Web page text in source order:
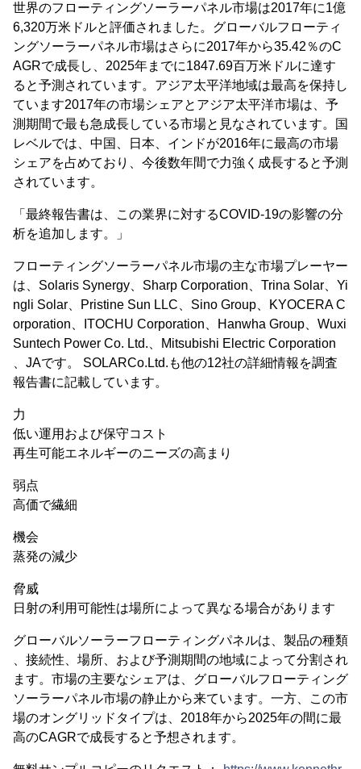
世界のフローティングソーラーパネル市場は2017年に1億
6,320万米ドルと評価されました。グローバルフローティ
ングソーラーパネル市場はさらに2017年から35.42％のC
AGRで成長し、2025年までに1847.69百万米ドルに達す
ると予測されています。アジア太平洋地域は最高を保持し
ています2017年の市場シェアとアジア太平洋市場は、予
測期間で最も急成長している市場と見なされています。国
レベルでは、中国、日本、インドが2016年に最高の市場
シェアを占めており、今後数年間で力強く成長すると予測
されています。
「最終報告書は、この業界に対するCOVID-19の影響の分
析を追加します。」
フローティングソーラーパネル市場の主な市場プレーヤー
は、Solaris Synergy、Sharp Corporation、Trina Solar、Yi
ngli Solar、Pristine Sun LLC、Sino Group、KYOCERA C
orporation、ITOCHU Corporation、Hanwha Group、Wuxi
Suntech Power Co. Ltd.、Mitsubishi Electric Corporation
、JAです。 SOLARCo.Ltd.も他の12社の詳細情報を調査
報告書に記載しています。
力
低い運用および保守コスト
再生可能エネルギーのニーズの高まり
弱点
高価で繊細
機会
蒸発の減少
脅威
日射の利用可能性は場所によって異なる場合があります
グローバルソーラーフローティングパネルは、製品の種類
、接続性、場所、および予測期間の地域によって分割され
ます。市場の主要なシェアは、グローバルフローティング
ソーラーパネル市場の静止から来ています。一方、この市
場のオングリッドタイプは、2018年から2025年の間に最
高のCAGRで成長すると予想されます。